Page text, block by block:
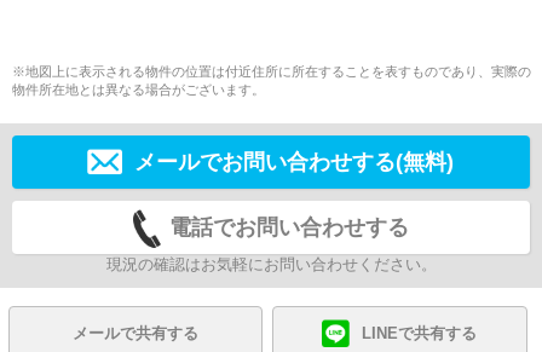
※地図上に表示される物件の位置は付近住所に所在することを表すものであり、実際の
物件所在地とは異なる場合がございます。
メールでお問い合わせする(無料)
電話でお問い合わせする
現況の確認はお気軽にお問い合わせください。
メールで共有する LINEで共有する